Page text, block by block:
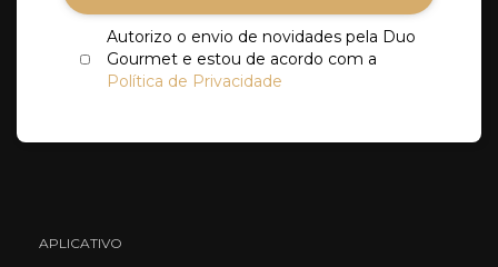
Autorizo o envio de novidades pela Duo
Gourmet e estou de acordo com a
Política de Privacidade
APLICATIVO